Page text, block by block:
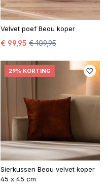
Velvet poef Beau koper
€ 99,95 € 109,95
29% KORTING
Sierkussen Beau velvet koper
45 x 45 cm